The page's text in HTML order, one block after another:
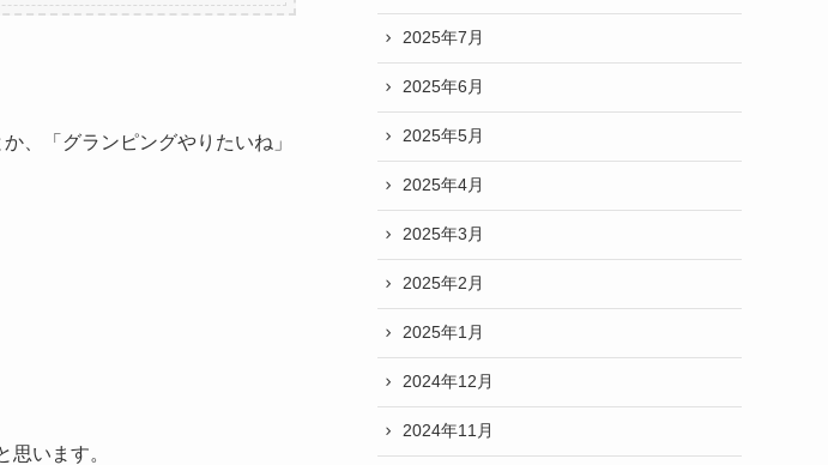
、「グランピングやりたいね」
います。
2025年7月
2025年6月
2025年5月
2025年4月
2025年3月
2025年2月
2025年1月
2024年12月
2024年11月